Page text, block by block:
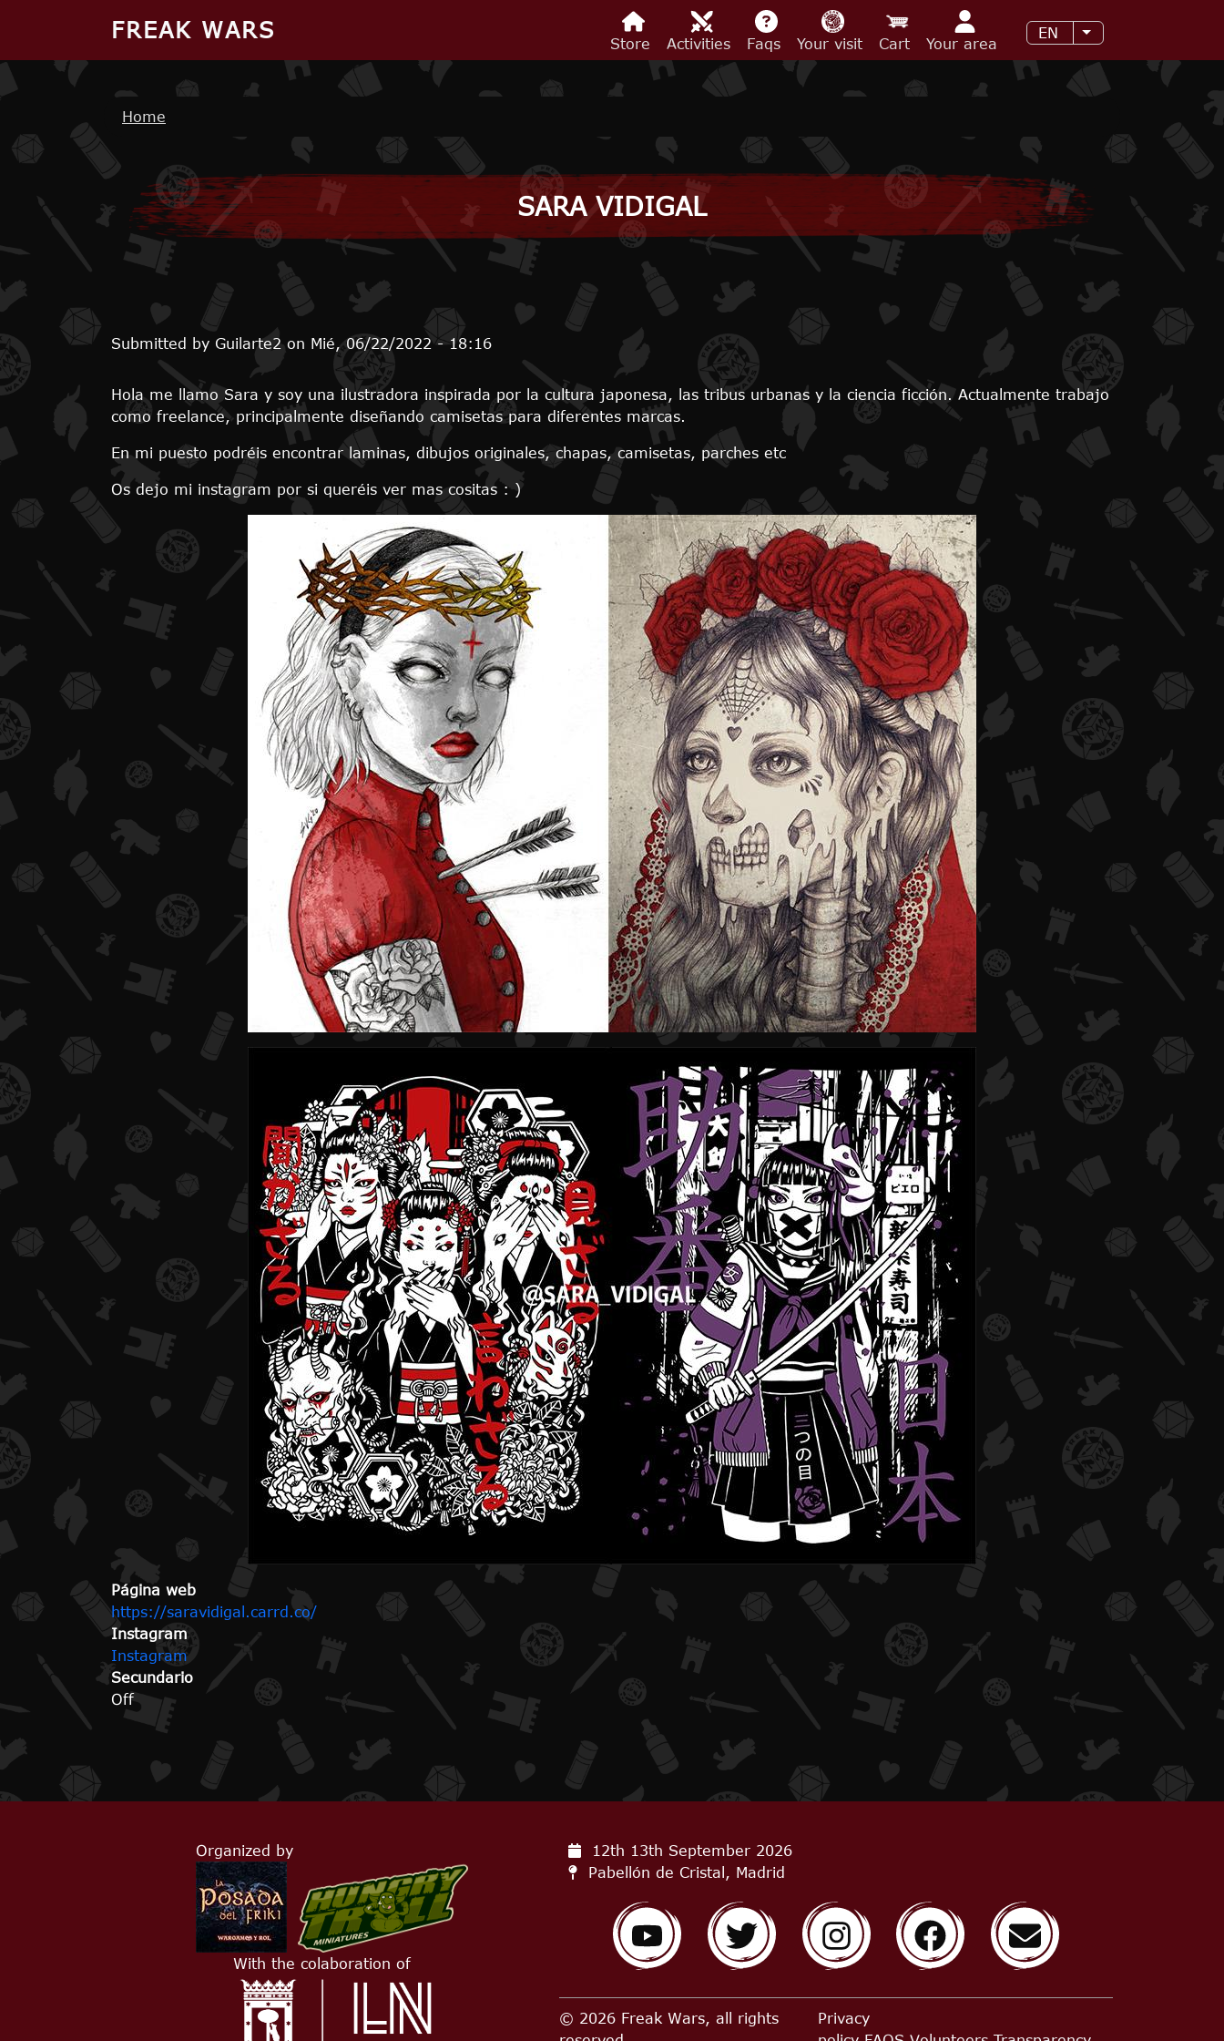
FREAK WARS
Store Activities Faqs Your visit Cart Your area
EN List additional
Breadcrumb
Home
SARA VIDIGAL
Submitted by Guilarte2on Mié, 06/22/2022 - 18:16
Hola me llamo Sara y soy una ilustradora inspirada por la cultura japonesa, las tribus urbanas y la ciencia ficción. Actualmente trabajo
como freelance, principalmente diseñando camisetas para diferentes marcas.
En mi puesto podréis encontrar laminas, dibujos originales, chapas, camisetas, parches etc
Os dejo mi instagram por si queréis ver mas cositas : )
Página web
https://saravidigal.carrd.co/
Instagram
Instagram
Secundario
Off
Organized by
With the colaboration of
12th 13th September 2026
Pabellón de Cristal, Madrid
© 2026 Freak Wars, all rights
Privacy